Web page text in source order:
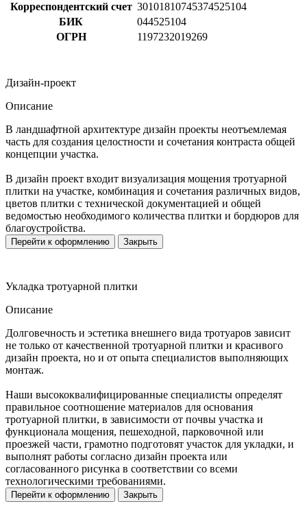
Корреспондентский счет 30101810745374525104
БИК
044525104
ОГРН
1197232019269
Дизайн-проект
Описание
В ландшафтной архитектуре дизайн проекты неотъемлемая
часть для создания целостности и сочетания контраста общей
концепции участка.
В дизайн проект входит визуализация мощения тротуарной
плитки на участке, комбинация и сочетания различных видов,
цветов плитки с технической документацией и общей
ведомостью необходимого количества плитки и бордюров для
благоустройства.
Перейти к оформлению Закрыть
Укладка тротуарной плитки
Описание
Долговечность и эстетика внешнего вида тротуаров зависит
не только от качественной тротуарной плитки и красивого
дизайн проекта, но и от опыта специалистов выполняющих
монтаж.
Наши высококвалифицированные специалисты определят
правильное соотношение материалов для основания
тротуарной плитки, в зависимости от почвы участка и
функционала мощения, пешеходной, парковочной или
проезжей части, грамотно подготовят участок для укладки, и
выполнят работы согласно дизайн проекта или
согласованного рисунка в соответствии со всеми
технологическими требованиями.
Перейти к оформлению Закрыть